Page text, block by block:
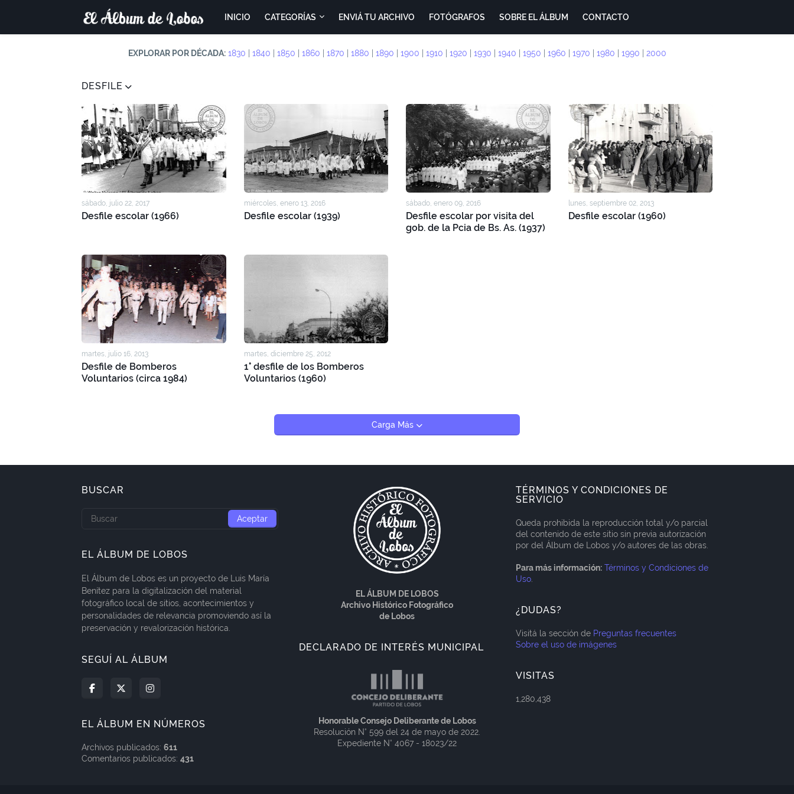
INICIO CATEGORÍAS ENVIÁ TU ARCHIVO FOTÓGRAFOS SOBRE EL ÁLBUM CONTACTO
EXPLORAR POR DÉCADA: 1830 1840 1850 1860 1870 1880 1890 1900 1910 1920 1930 1940 1950 1960 1970 1980 1990 2000
DESFILE
sábado, julio 22, 2017
Desfile escolar (1966)
miércoles, enero 13, 2016
Desfile escolar (1939)
sábado, enero 09, 2016
Desfile escolar por visita del
gob. de la Pcia de Bs. As. (1937)
lunes, septiembre 02, 2013
Desfile escolar (1960)
martes, julio 16, 2013
Desfile de Bomberos
Voluntarios (circa 1984)
martes, diciembre 25, 2012
1° desfile de los Bomberos
Voluntarios (1960)
Carga Más
BUSCAR
EL ÁLBUM DE LOBOS
El Álbum de Lobos es un proyecto de Luis María
Benítez para la digitalización del material
fotográfico local de sitios, acontecimientos y
personalidades de relevancia promoviendo así la
preservación y revalorización histórica.
SEGUÍ AL ÁLBUM
EL ÁLBUM EN NÚMEROS
Archivos publicados: 611
Comentarios publicados: 431
EL ÁLBUM DE LOBOS
Archivo Histórico Fotográfico
de Lobos
DECLARADO DE INTERÉS MUNICIPAL
Honorable Consejo Deliberante de Lobos
Resolución N° 599 del 24 de mayo de 2022.
Expediente N° 4067 - 18023/22
TÉRMINOS Y CONDICIONES DE
SERVICIO
Queda prohibida la reproducción total y/o parcial
del contenido de este sitio sin previa autorización
por del Álbum de Lobos y/o autores de las obras.
Para más información: Términos y Condiciones de
Uso
¿DUDAS?
Visitá la sección de Preguntas frecuentes
Sobre el uso de imágenes
VISITAS
1,280,438